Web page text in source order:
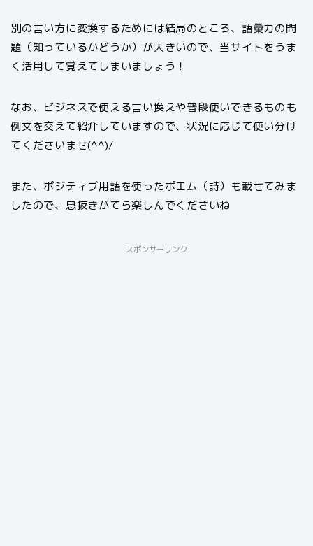
別の言い方に変換するためには結局のところ、語彙力の問
題（知っているかどうか）が大きいので、当サイトをうま
く活用して覚えてしまいましょう！
なお、ビジネスで使える言い換えや普段使いできるものも
例文を交えて紹介していますので、状況に応じて使い分け
てくださいませ(^^)/
また、ポジティブ用語を使ったポエム（詩）も載せてみま
したので、息抜きがてら楽しんでくださいね
スポンサーリンク